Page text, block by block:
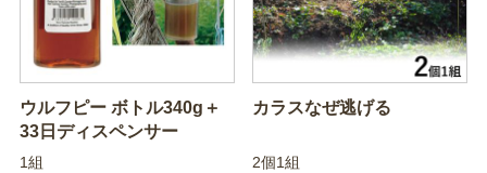
ウルフピー ボトル340g＋
33日ディスペンサー
1組
カラスなぜ逃げる
2個1組